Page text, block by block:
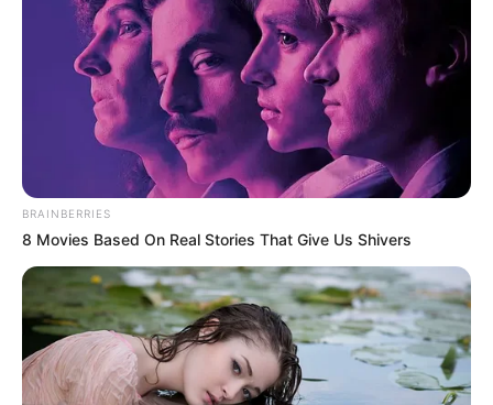
BRAINBERRIES
8 Movies Based On Real Stories That Give Us Shivers